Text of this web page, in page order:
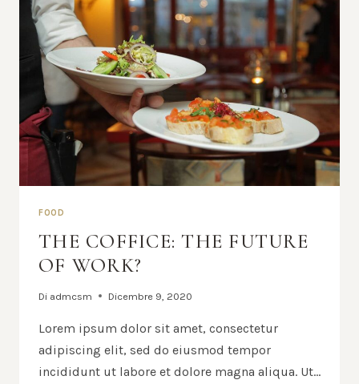
FOOD
THE COFFICE: THE FUTURE
OF WORK?
Di admcsm Dicembre 9, 2020
Lorem ipsum dolor sit amet, consectetur
adipiscing elit, sed do eiusmod tempor
incididunt ut labore et dolore magna aliqua. Ut…